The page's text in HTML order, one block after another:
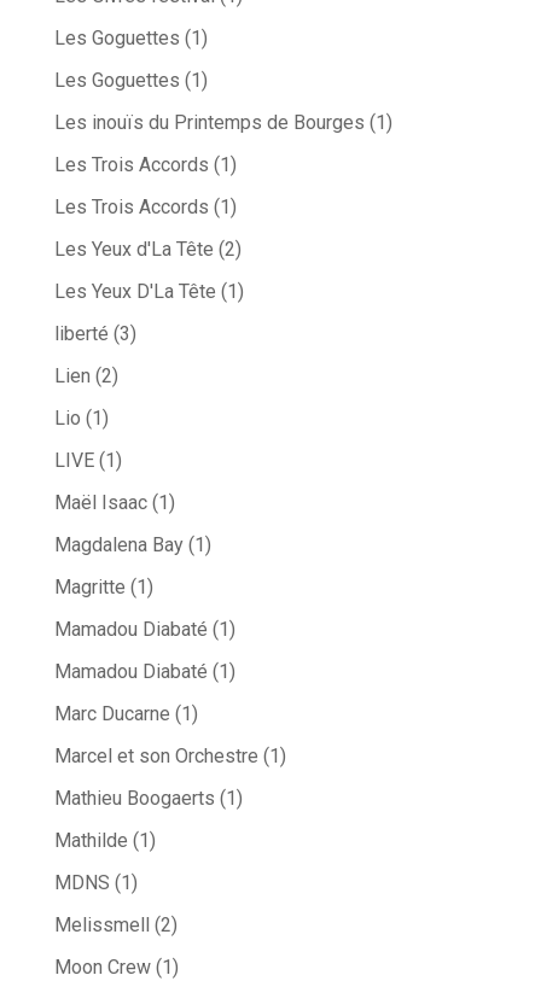
Les Goguettes (1)
Les Goguettes (1)
Les inouïs du Printemps de Bourges (1)
Les Trois Accords (1)
Les Trois Accords (1)
Les Yeux d'La Tête (2)
Les Yeux D'La Tête (1)
liberté (3)
Lien (2)
Lio (1)
LIVE(1)
Maël Isaac(1)
Magdalena Bay(1)
Magritte (1)
Mamadou Diabaté (1)
Mamadou Diabaté (1)
Marc Ducarne (1)
Marcel et son Orchestre (1)
Mathieu Boogaerts (1)
Mathilde (1)
MDNS (1)
Melissmell
(2)
Moon Crew(1)